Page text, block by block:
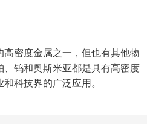
密度金属之一，但也有其他物
钨和奥斯米亚都是具有高密度
科技界的广泛应用。